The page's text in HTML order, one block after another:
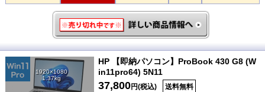
1920×1080
1.37kg
HP 【即納パソコン】ProBook 430 G8 (W
in11pro64) 5N11
37,800円(税込) 送料無料